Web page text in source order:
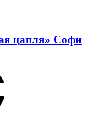
цапля» Софи